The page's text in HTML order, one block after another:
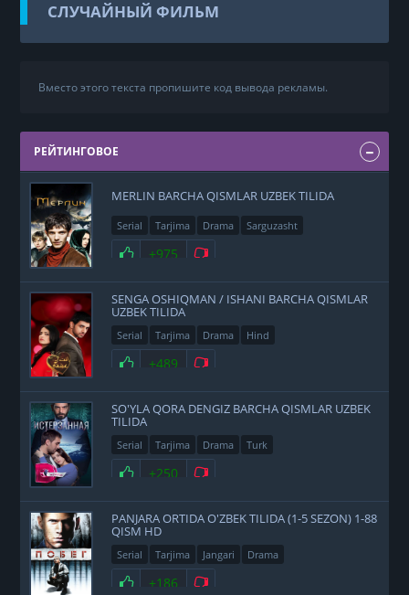
СЛУЧАЙНЫЙ ФИЛЬМ
Вместо этого текста пропишите код вывода рекламы.
РЕЙТИНГОВОЕ
MERLIN BARCHA QISMLAR UZBEK TILIDA
Serial Tarjima Drama Sarguzasht
+975
SENGA OSHIQMAN / ISHANI BARCHA QISMLAR
UZBEK TILIDA
Serial Tarjima Drama Hind
+489
SO'YLA QORA DENGIZ BARCHA QISMLAR UZBEK
TILIDA
Serial Tarjima Drama Turk
+250
PANJARA ORTIDA O'ZBEK TILIDA (1-5 SEZON) 1-88
QISM HD
Serial Tarjima Jangari Drama
+186